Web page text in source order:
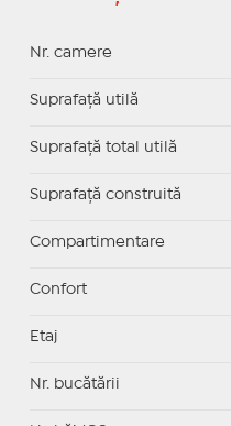
Nr. camere
Suprafaţă utilă
Suprafaţă total utilă
Suprafaţă construită
Compartimentare
Confort
Etaj
Nr. bucătării